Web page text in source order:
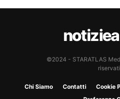
©2024 - STARATLAS
Chi Siamo Contatti Cookie